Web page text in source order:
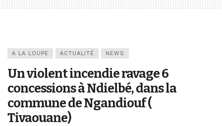
A LA LOUPE ACTUALITÉ NEWS
Un violent incendie ravage 6
concessions à Ndielbé, dans la
commune de Ngandiouf (
Tivaouane)